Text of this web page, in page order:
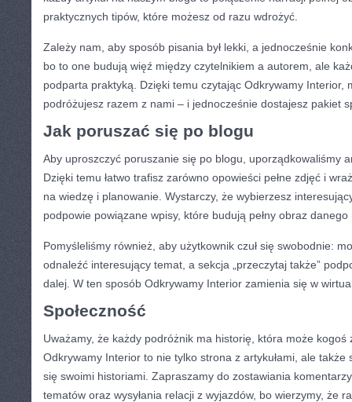
praktycznych tipów, które możesz od razu wdrożyć.
Zależy nam, aby sposób pisania był lekki, a jednocześnie
bo to one budują więź między czytelnikiem a autorem, ale
podparta praktyką. Dzięki temu czytając Odkrywamy Interior,
podróżujesz razem z nami – i jednocześnie dostajesz pakiet
Jak poruszać się po blogu
Aby uproszczyć poruszanie się po blogu, uporządkowaliśmy
Dzięki temu łatwo trafisz zarówno opowieści pełne zdjęć i
na wiedzę i planowanie. Wystarczy, że wybierzesz
podpowie powiązane wpisy, które budują pełny obraz danego
Pomyśleliśmy również, aby użytkownik czuł się swobodnie:
odnaleźć interesujący temat, a sekcja „przeczytaj także”
dalej. W ten sposób Odkrywamy Interior zamienia się w
Społeczność
Uważamy, że każdy podróżnik ma historię, która może kogoś
Odkrywamy Interior to nie tylko strona z artykułami, ale także
się swoimi historiami. Zapraszamy do zostawiania
tematów oraz wysyłania relacji z wyjazdów, bo wierzymy, że